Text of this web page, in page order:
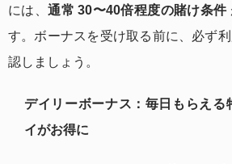
には、通常 30〜40倍程度の賭け条件
す。ボーナスを受け取る前に、必ず
認しましょう。
デイリーボーナス：毎日もらえる
イがお得に